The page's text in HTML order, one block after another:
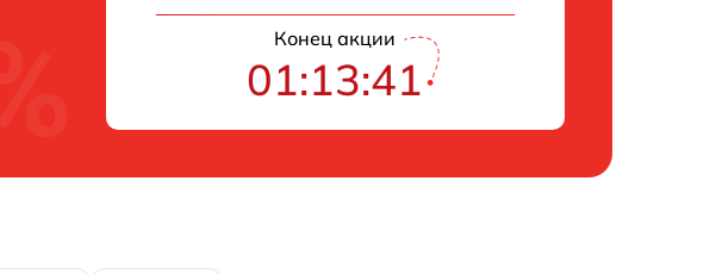
Конец акции
01:13:40